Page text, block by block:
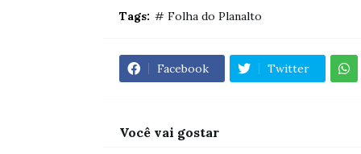
Tags: # Folha do Planalto
Facebook Twitter
Você vai gostar